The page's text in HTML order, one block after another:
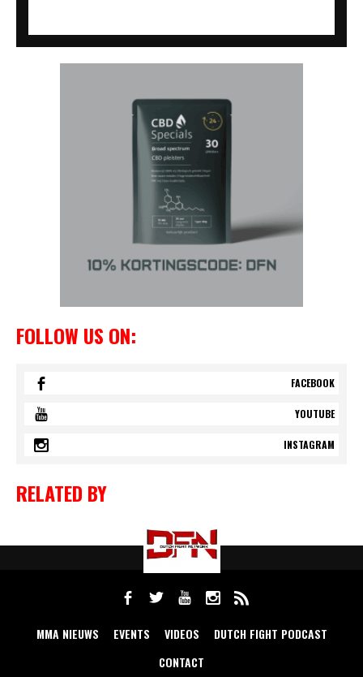
FOLLOW US ON:
FACEBOOK
YOUTUBE
INSTAGRAM
RELATED BY
MMA NIEUWS EVENTS VIDEOS
DUTCH FIGHT PODCAST
CONTACT